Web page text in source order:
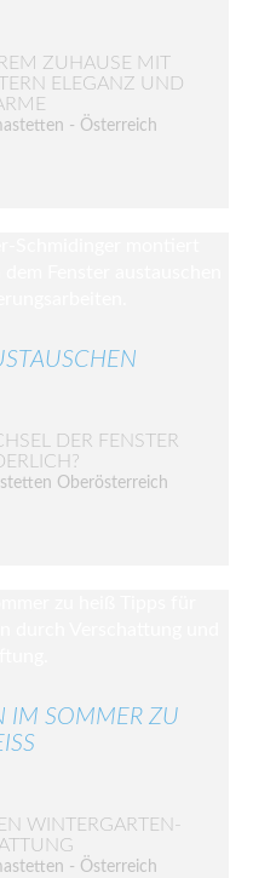
ZUHAUSE MIT
ELEGANZ UND
- Österreich
DER FENSTER
Oberösterreich
IM SOMMER ZU
WINTERGARTEN-
- Österreich